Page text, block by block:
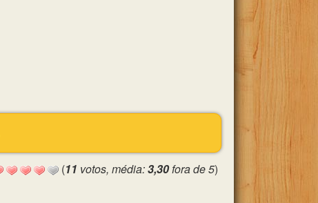
(11 votos, média:3,30fora de 5)